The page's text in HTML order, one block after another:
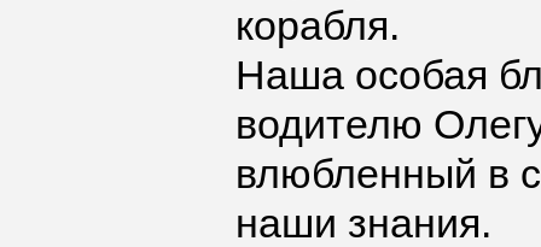
корабля.
Наша особая
водителю
влюбленный в
наши знания.